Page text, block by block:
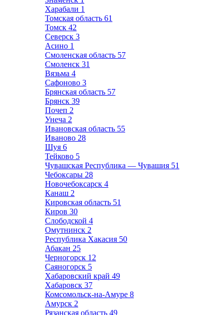
Харабали 1
Томская область 61
Томск 42
Северск 3
Асино 1
Смоленская область 57
Смоленск 31
Вязьма 4
Сафоново 3
Брянская область 57
Брянск 39
Почеп 2
Унеча 2
Ивановская область 55
Иваново 28
Шуя 6
Тейково 5
Чувашская Республика — Чувашия 51
Чебоксары 28
Новочебоксарск 4
Канаш 2
Кировская область 51
Киров 30
Слободской 4
Омутнинск 2
Республика Хакасия 50
Абакан 25
Черногорск 12
Саяногорск 5
Хабаровский край 49
Хабаровск 37
Комсомольск-на-Амуре 8
Амурск 2
Рязанская область 49